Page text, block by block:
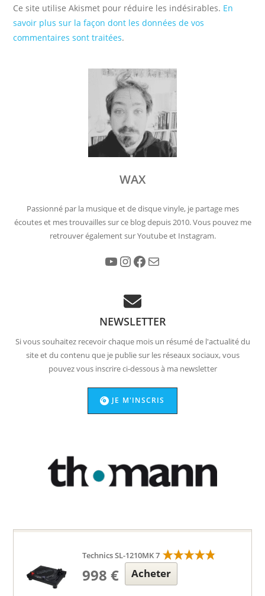
Ce site utilise Akismet pour réduire les indésirables. En
savoir plus sur la façon dont les données de vos
commentaires sont traitées.
WAX
Passionné par la musique et de disque vinyle, je partage mes
écoutes et mes trouvailles sur ce blog depuis 2010. Vous pouvez me
retrouver également sur Youtube et Instagram.
YouTube Instagram Facebook
NEWSLETTER
Si vous souhaitez recevoir chaque mois un résumé de l'actualité du
site et du contenu que je publie sur les réseaux sociaux, vous
pouvez vous inscrire ci-dessous à ma newsletter
JE M'INSCRIS
Technics SL-1210MK 7
998 € Acheter